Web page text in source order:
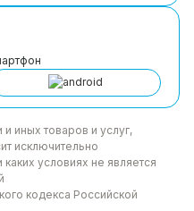
и иных товаров и услуг,
исключительно
условиях не является
кодекса Российской